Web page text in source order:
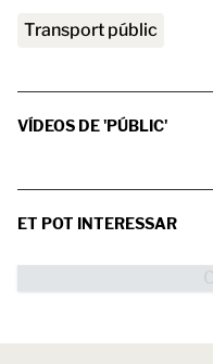
transport públic
VÍDEOS DE 'PÚBLIC'
ET POT INTERESSAR